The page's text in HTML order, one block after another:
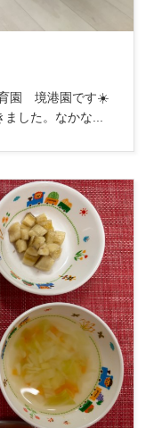
育園 境港園です☀️
した。なかな...